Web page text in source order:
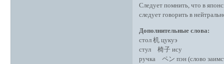
Следует помнить, что в
следует говорить в
Дополнительные слова:
стол 机 цукуэ
стул 椅子 ису
ручка ペン пэн (слово